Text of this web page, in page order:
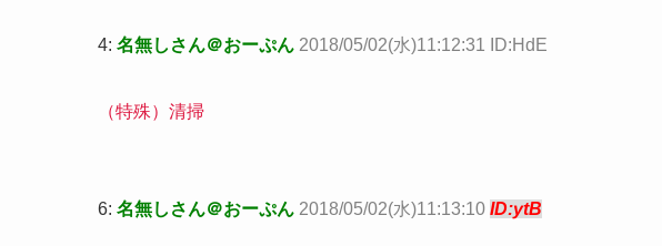
4: 名無しさん＠おーぷん 2018/05/02(水)11:12:31 ID:HdE
（特殊）清掃
6: 名無しさん＠おーぷん 2018/05/02(水)11:13:10 ID:ytB